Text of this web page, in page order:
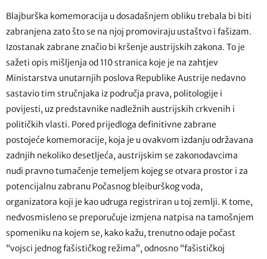
Blajburška komemoracija u dosadašnjem obliku trebala bi biti
zabranjena zato što se na njoj promoviraju ustaštvo i fašizam.
Izostanak zabrane značio bi kršenje austrijskih zakona. To je
sažeti opis mišljenja od 110 stranica koje je na zahtjev
Ministarstva unutarnjih poslova Republike Austrije nedavno
sastavio tim stručnjaka iz područja prava, politologije i
povijesti, uz predstavnike nadležnih austrijskih crkvenih i
političkih vlasti. Pored prijedloga definitivne zabrane
postojeće komemoracije, koja je u ovakvom izdanju održavana
zadnjih nekoliko desetljeća, austrijskim se zakonodavcima
nudi pravno tumačenje temeljem kojeg se otvara prostor i za
potencijalnu zabranu Počasnog bleiburškog voda,
organizatora koji je kao udruga registriran u toj zemlji. K tome,
nedvosmisleno se preporučuje izmjena natpisa na tamošnjem
spomeniku na kojem se, kako kažu, trenutno odaje počast
“vojsci jednog fašističkog režima”, odnosno “fašističkoj